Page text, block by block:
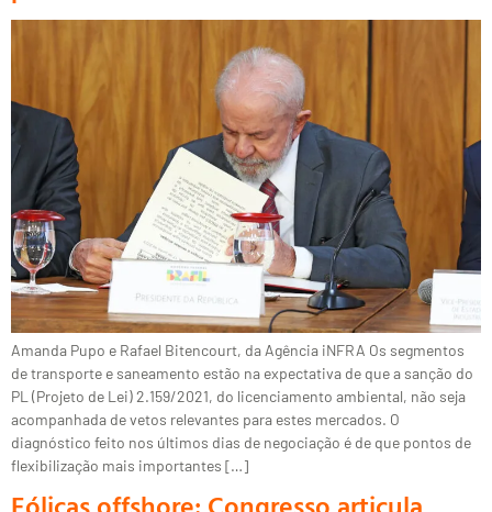
Amanda Pupo e Rafael Bitencourt, da Agência iNFRA Os segmentos
de transporte e saneamento estão na expectativa de que a sanção do
PL (Projeto de Lei) 2.159/2021, do licenciamento ambiental, não seja
acompanhada de vetos relevantes para estes mercados. O
diagnóstico feito nos últimos dias de negociação é de que pontos de
flexibilização mais importantes […]